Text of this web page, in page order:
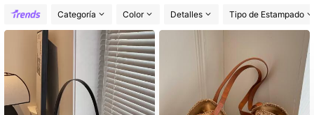
Categoría
Color Detalles Tipo de Estampado